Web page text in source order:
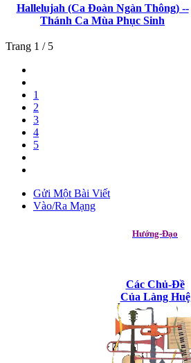
Hallelujah (Ca Đoàn Ngàn Thông) --
Thánh Ca Mùa Phục Sinh
Trang 1 / 5
1
2
3
4
5
Gửi Một Bài Viết
Vào/Ra Mạng
Hướng-Đạo
Các Chủ-Đề
Của Làng Huệ